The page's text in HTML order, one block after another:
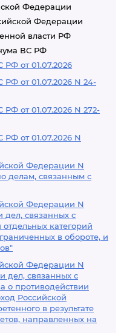
Федерации
Федерации
власти РФ
ВС РФ
от 01.07.2026
от 01.07.2026 N 24-
от 01.07.2026 N 272-
от 01.07.2026 N
Федерации N
делам, связанным с
Федерации N
дел, связанных с
категорий
в обороте, и
Федерации N
дел, связанных с
о противодействии
Российской
в результате
направленных на